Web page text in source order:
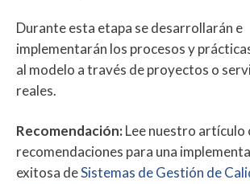
Durante esta etapa se desarrollarán e
implementarán los procesos y
al modelo a través de proyectos o
reales.
Recomendación:Lee nuestro artículo
recomendaciones para una
exitosa deSistemas de Gestión de